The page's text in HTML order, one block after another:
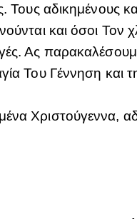
Τους αδικημένους
και όσοι Τον
Ας
Του Γέννηση και
Χριστούγεννα,